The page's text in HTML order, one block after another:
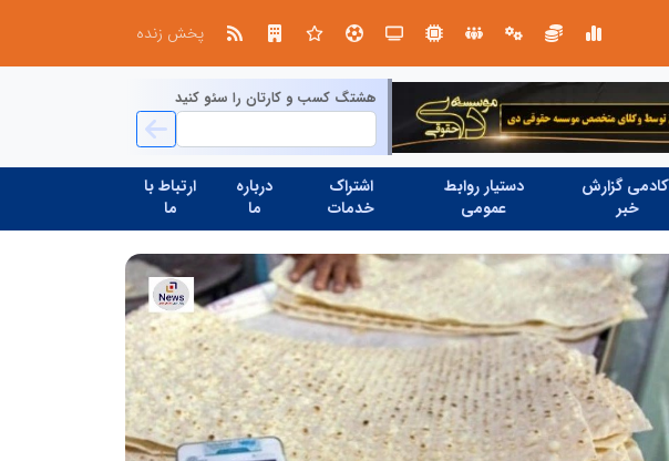
میراثی که برای بقا به حمایت و نوآوری نیاز دارد
پخش زنده
هشتگ کسب و کارتان را سئو کنید
گزارش
خبر
دستیار روابط
عمومی
اشتراک
خدمات
درباره
ما
ارتباط با
ما